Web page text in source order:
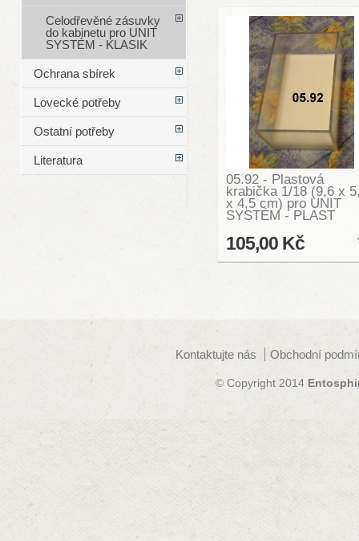
05.92 - Plastová
krabička 1/18 (9,6 x
x 4,5 cm) pro UNIT
SYSTÉM - PLAST
105,00 Kč
Celodřevěné zásuvky
do kabinetu pro UNIT
SYSTÉM - KLASIK
Ochrana sbírek
Lovecké potřeby
Ostatní potřeby
Literatura
Kontaktujte nás Obchodní
© Copyright 2014